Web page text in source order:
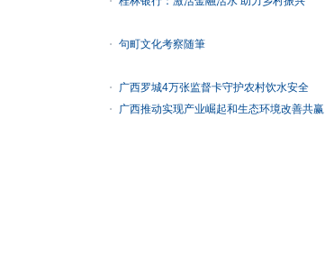
句町文化考察随筆
广西罗城4万张监督卡守护农村饮水安全
广西推动实现产业崛起和生态环境改善共赢